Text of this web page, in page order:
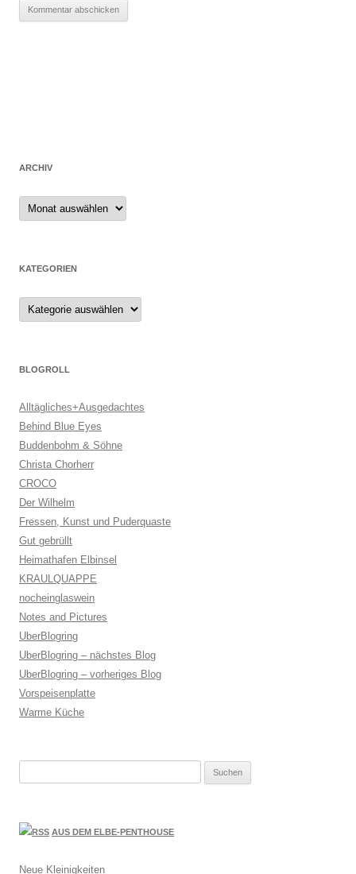
ARCHIV
Archiv
KATEGORIEN
Kategorien
BLOGROLL
Alltägliches+Ausgedachtes
Behind Blue Eyes
Buddenbohm & Söhne
Christa Chorherr
CROCO
Der Wilhelm
Fressen, Kunst und Puderquaste
Gut gebrüllt
Heimathafen Elbinsel
KRAULQUAPPE
nocheinglaswein
Notes and Pictures
UberBlogring
UberBlogring – nächstes Blog
UberBlogring – vorheriges Blog
Vorspeisenplatte
Warme Küche
AUS DEM ELBE-PENTHOUSE
Neue Kleinigkeiten